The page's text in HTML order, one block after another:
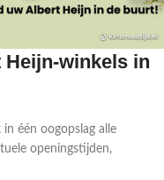
Heijn-winkels in
één oogopslag alle
openingstijden,